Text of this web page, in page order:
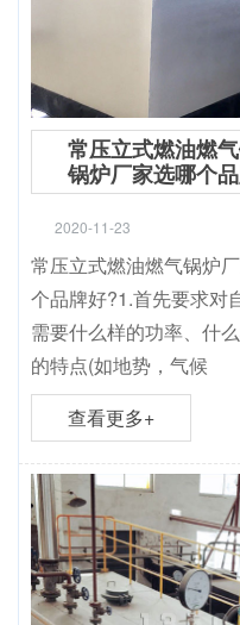
常压立式燃油燃
锅炉厂家选哪个
2020-11-23
常压立式燃油燃气锅炉
个品牌好?1.首先要求对
需要什么样的功率、什
的特点(如地势，气候
查看更多+